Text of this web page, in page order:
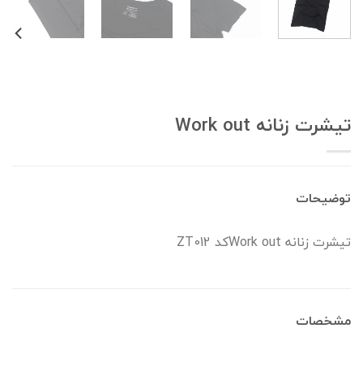
تیشرت زنانه Work out
توضیحات
تیشرت زنانه Work outکد ZT012
مشخصات